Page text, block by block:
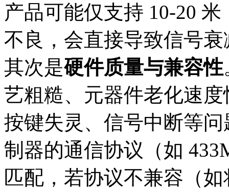
产品可能仅支持 10-20
不良，会直接导致信号衰
其次是硬件质量与兼容性
艺粗糙、元器件老化速
按键失灵、信号中断等
制器的通信协议（如
匹配，若协议不兼容（